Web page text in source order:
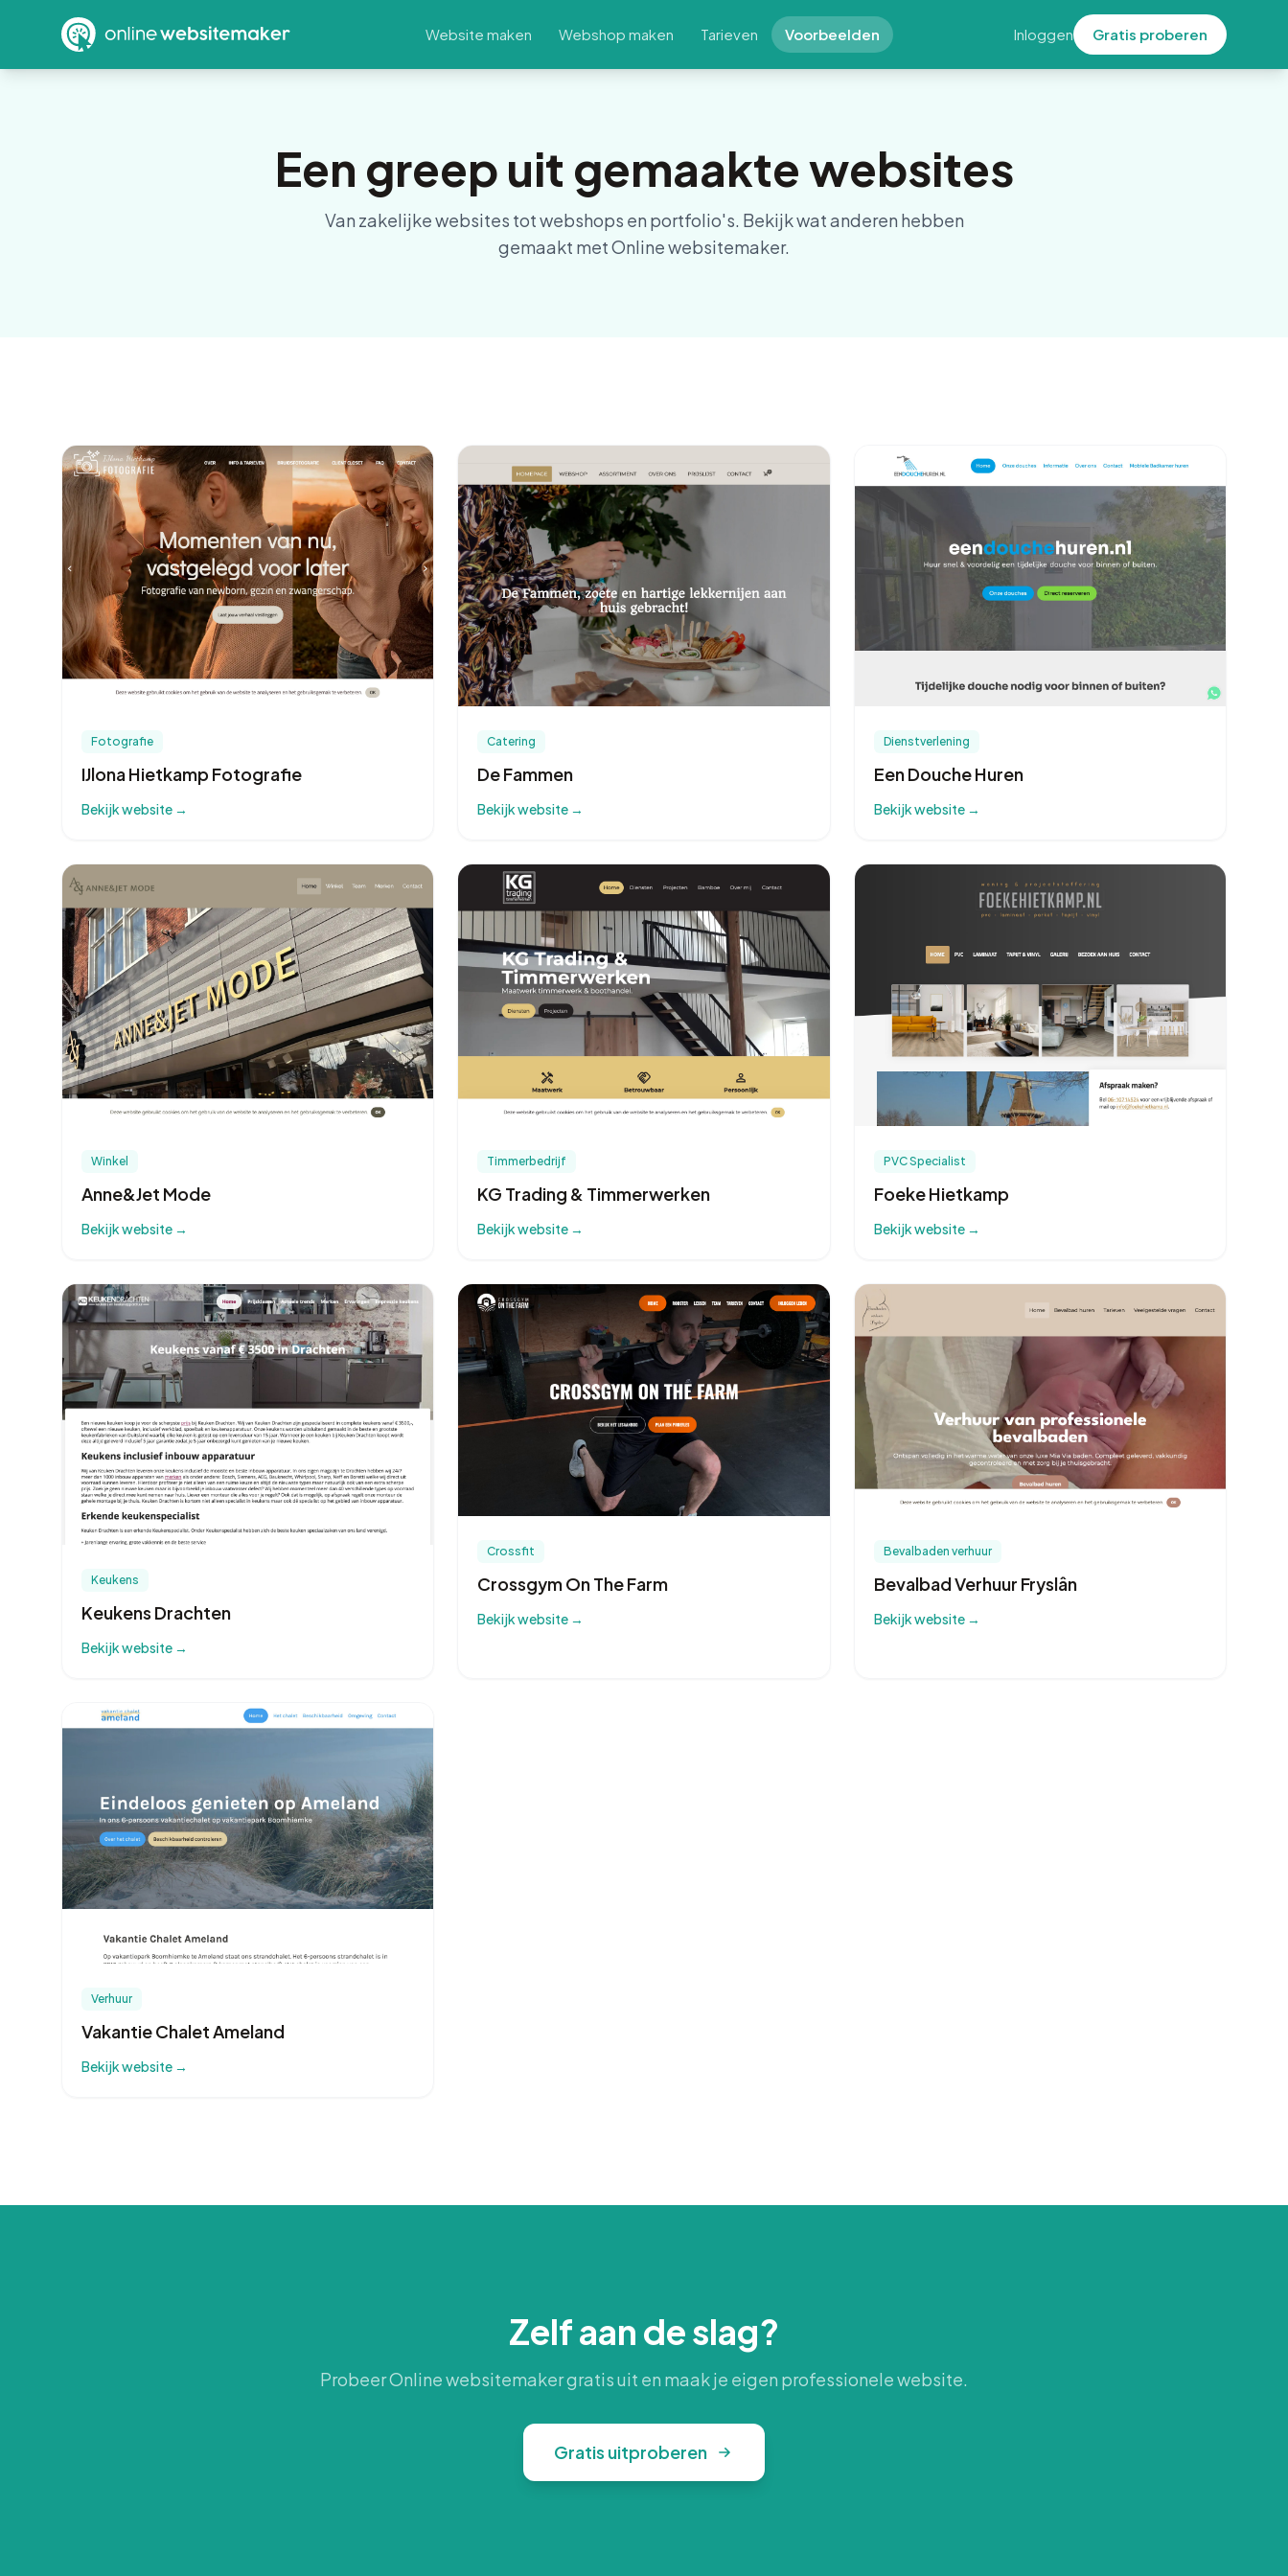
Website maken Webshop maken Tarieven Voorbeelden Inloggen Gratis proberen
Een greep uit gemaakte websites
Van zakelijke websites tot webshops en portfolio's. Bekijk wat anderen hebben
gemaakt met Online websitemaker.
Fotografie
IJlona Hietkamp Fotografie
Bekijk website →
Catering
De Fammen
Bekijk website →
Dienstverlening
Een Douche Huren
Bekijk website →
Winkel
Anne&Jet Mode
Bekijk website →
Timmerbedrijf
KG Trading & Timmerwerken
Bekijk website →
PVC Specialist
Foeke Hietkamp
Bekijk website →
Keukens
Keukens Drachten
Bekijk website →
Crossfit
Crossgym On The Farm
Bekijk website →
Bevalbaden verhuur
Bevalbad Verhuur Fryslân
Bekijk website →
Verhuur
Vakantie Chalet Ameland
Bekijk website →
Zelf aan de slag?
Probeer Online websitemaker gratis uit en maak je eigen professionele website.
Gratis uitproberen